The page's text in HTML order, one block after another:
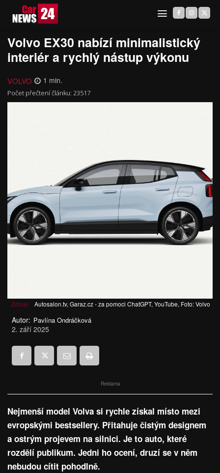
Volvo EX30 nabízí minimalistický
interiér a rychlý nástup výkonu
VOLVO 1 min.
Počet přečtení článku: 23517
Zdroje: Autosalon.tv, Garaz.cz - za pomoci ChatGPT, YouTube, Foto: Volvo
Autor: Pavlína Ondráčková
2. září 2025
Reklama
Nejmenší model Volva si rychle získal místo mezi
evropskými bestsellery. Přitahuje čistým designem
a ostrým projevem na silnici. Je to auto, které
rozdělí publikum. Jedni ho ocení, druzí se v něm
nebudou cítit pohodlně.